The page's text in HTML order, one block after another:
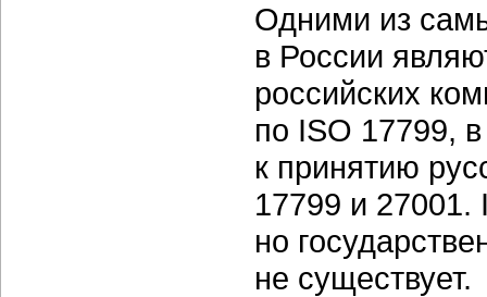
Одними из
в России
российских
по ISO 17799,
к принятию
17799 и 27001.
но
не существует.